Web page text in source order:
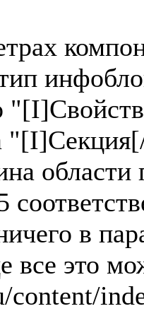
области
в
все это
content/